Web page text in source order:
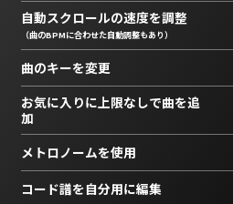
自動スクロールの速度を調整
（曲のBPMに合わせた自動調整もあり）
曲のキーを変更
お気に入りに上限なしで曲を追
加
メトロノームを使用
コード譜を自分用に編集